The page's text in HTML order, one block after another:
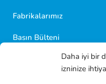
Daha iyi bir
izninize
Fabrikalarımız
Basın Bülteni
Sürdürülebilirlik